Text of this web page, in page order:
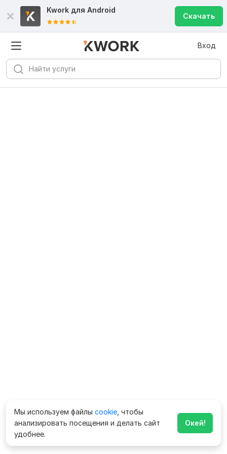
Kwork для Android
Скачать
Вход
Мы используем файлы cookie , чтобы
анализировать посещения и делать сайт
удобнее.
Окей!